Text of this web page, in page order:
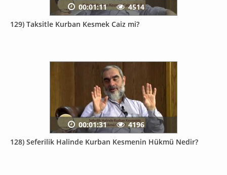
129) Taksitle Kurban Kesmek Caiz mi?
00:01:11 4514
128) Seferilik Halinde Kurban Kesmenin Hükmü Nedir?
00:01:31 4196